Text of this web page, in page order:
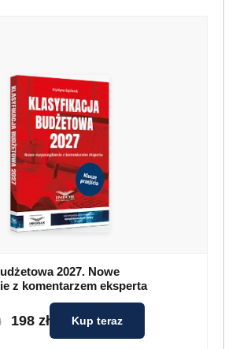
2027. Nowe
z komentarzem eksperta
198 zł Kup teraz